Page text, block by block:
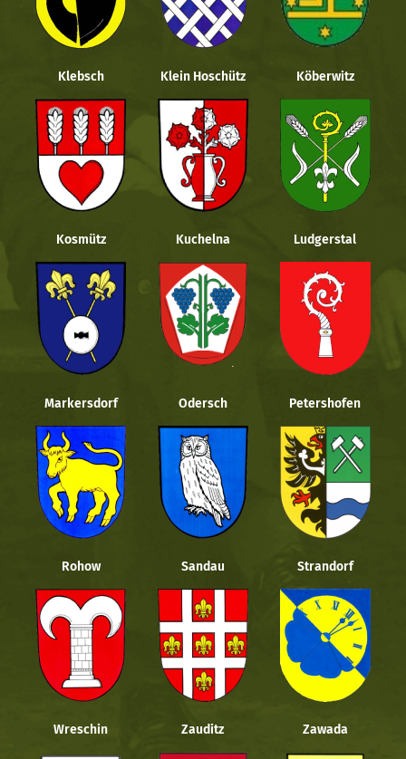
Klebsch Klein Hoschütz Köberwitz
Kosmütz Kuchelna Ludgerstal
Markersdorf Odersch Petershofen
Rohow Sandau Strandorf
Wreschin Zauditz Zawada